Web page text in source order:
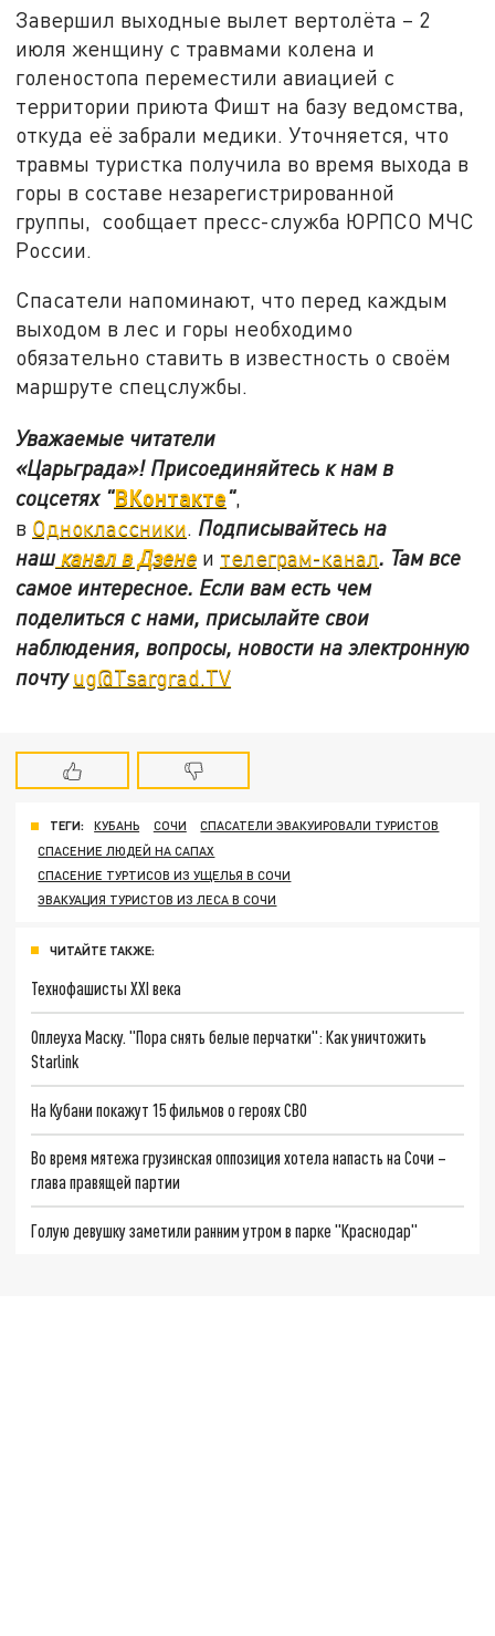
Завершил выходные вылет вертолёта – 2
июля женщину с травмами колена и
голеностопа переместили авиацией с
территории приюта Фишт на базу ведомства,
откуда её забрали медики. Уточняется, что
травмы туристка получила во время выхода в
горы в составе незарегистрированной
группы, сообщает пресс-служба ЮРПСО МЧС
России.
Спасатели напоминают, что перед каждым
выходом в лес и горы необходимо
обязательно ставить в известность о своём
маршруте спецслужбы.
Уважаемые читатели
«Царьграда»! Присоединяйтесь к нам в
соцсетях "ВКонтакте",
в Одноклассники. Подписывайтесь на
нашканал в Дзене и телеграм-канал. Там все
самое интересное. Если вам есть чем
поделиться с нами, присылайте свои
наблюдения, вопросы, новости на электронную
почтуug@Tsargrad.TV
ТЕГИ: КУБАНЬ СОЧИ
СПАСАТЕЛИ ЭВАКУИРОВАЛИ ТУРИСТОВ
СПАСЕНИЕ ЛЮДЕЙ НА САПАХ
СПАСЕНИЕ ТУРТИСОВ ИЗ УЩЕЛЬЯ В СОЧИ
ЭВАКУАЦИЯ ТУРИСТОВ ИЗ ЛЕСА В СОЧИ
ЧИТАЙТЕ ТАКЖЕ:
Технофашисты XXI века
Оплеуха Маску. "Пора снять белые перчатки": Как уничтожить
Starlink
На Кубани покажут 15 фильмов о героях СВО
Во время мятежа грузинская оппозиция хотела напасть на Сочи –
глава правящей партии
Голую девушку заметили ранним утром в парке "Краснодар"